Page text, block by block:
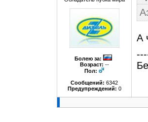
Болею за:
Возраст: --
Пол:
Сообщений: 6342
Предупреждений: 0
А